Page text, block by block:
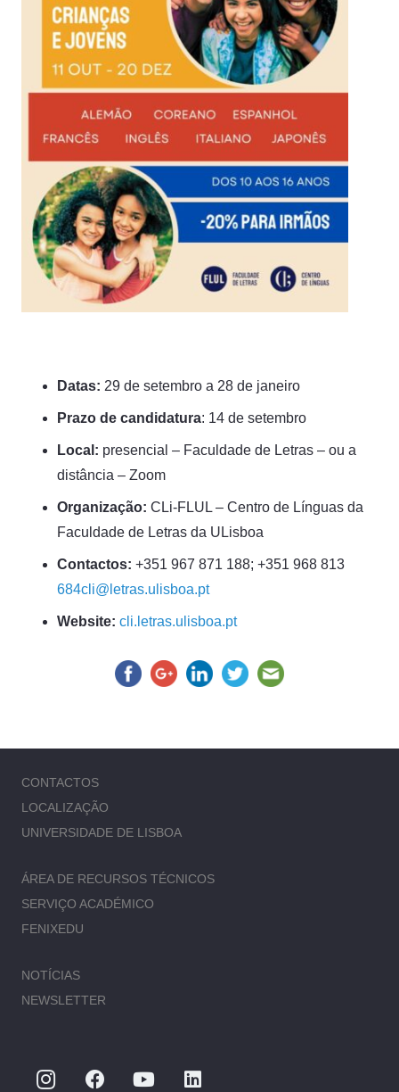
Datas: 29 de setembro a 28 de janeiro
Prazo de candidatura: 14 de setembro
Local: presencial – Faculdade de Letras – ou a
distância – Zoom
Organização: CLi-FLUL – Centro de Línguas da
Faculdade de Letras da ULisboa
Contactos: +351 967 871 188; +351 968 813
684cli@letras.ulisboa.pt
Website: cli.letras.ulisboa.pt
CONTACTOS
LOCALIZAÇÃO
UNIVERSIDADE DE LISBOA
ÁREA DE RECURSOS TÉCNICOS
SERVIÇO ACADÉMICO
FENIXEDU
NOTÍCIAS
NEWSLETTER